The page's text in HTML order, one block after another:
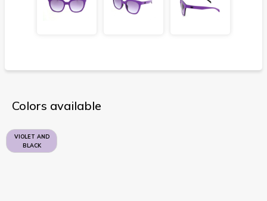
Colors available
VIOLET AND
BLACK